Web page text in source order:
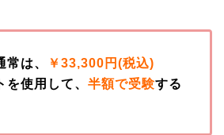
常は、 ￥33,300円(税込)
使用して、 半額で受験する